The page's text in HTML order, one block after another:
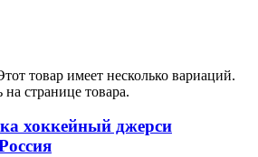
товар имеет несколько вариаций.
странице товара.
хоккейный джерси